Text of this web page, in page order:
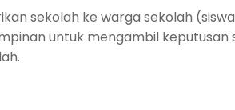
sekolah ke warga sekolah
untuk mengambil